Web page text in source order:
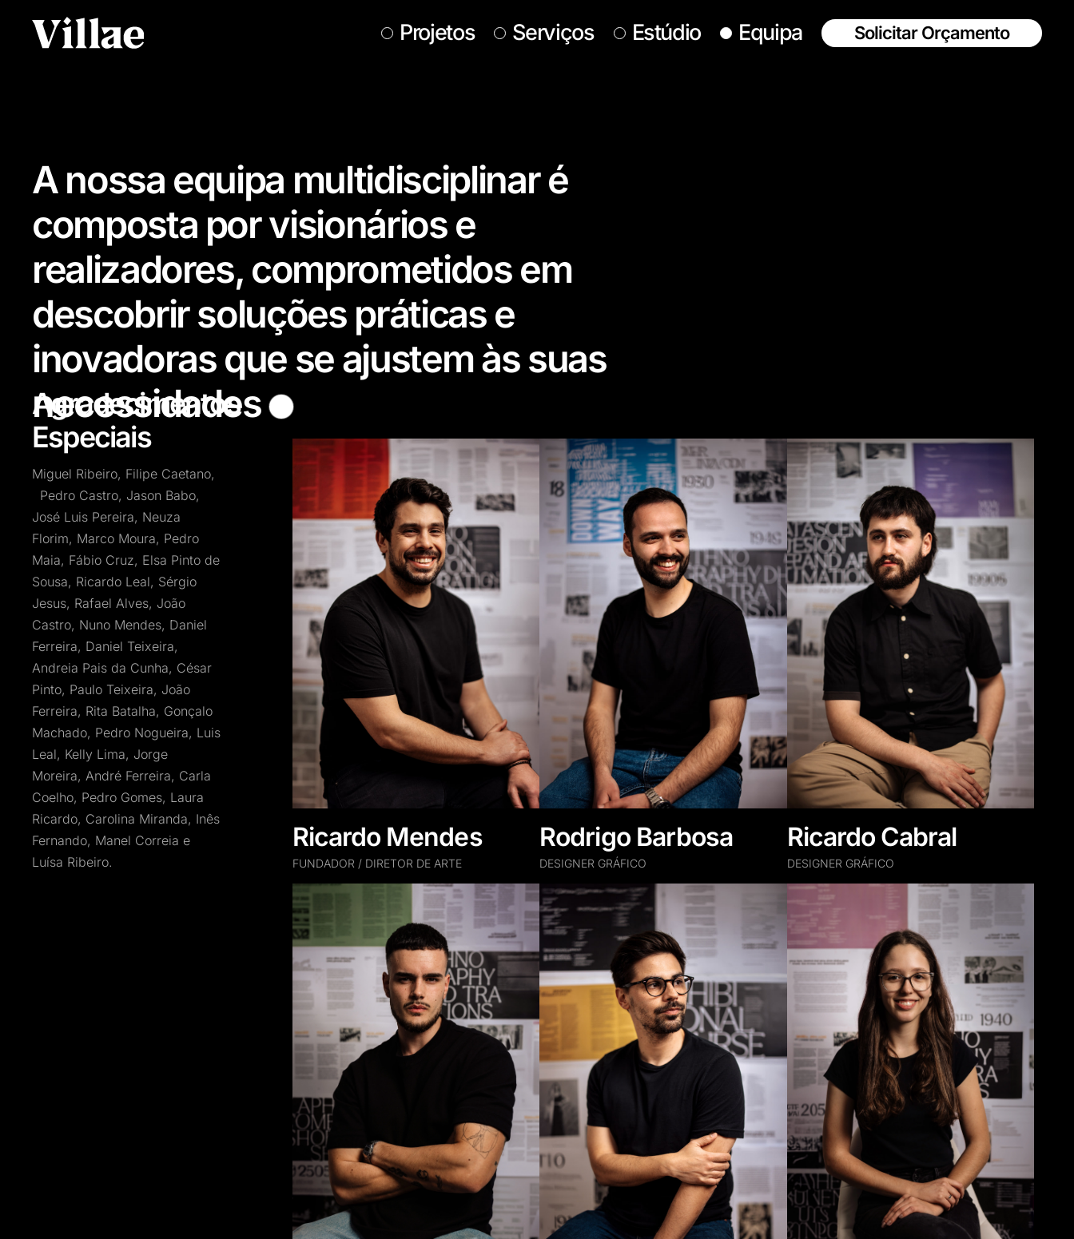
Projetos Serviços Estúdio Equipa Solicitar Orçamento
A nossa equipa multidisciplinar é
composta por visionários e
realizadores, comprometidos em
descobrir soluções práticas e
inovadoras que se ajustem às suas
necessidades
Agradecimentos
Especiais
Miguel Ribeiro, Filipe Caetano,
Pedro Castro, Jason Babo,
José Luis Pereira, Neuza
Florim, Marco Moura, Pedro
Maia, Fábio Cruz, Elsa Pinto de
Sousa, Ricardo Leal, Sérgio
Jesus, Rafael Alves, João
Castro, Nuno Mendes, Daniel
Ferreira, Daniel Teixeira,
Andreia Pais da Cunha, César
Pinto, Paulo Teixeira, João
Ferreira, Rita Batalha, Gonçalo
Machado, Pedro Nogueira, Luis
Leal, Kelly Lima, Jorge
Moreira, André Ferreira, Carla
Coelho, Pedro Gomes, Laura
Ricardo, Carolina Miranda, Inês
Fernando, Manel Correia e
Luísa Ribeiro.
Ricardo Mendes
FUNDADOR / DIRETOR DE ARTE
Rodrigo Barbosa
DESIGNER GRÁFICO
Ricardo Cabral
DESIGNER GRÁFICO